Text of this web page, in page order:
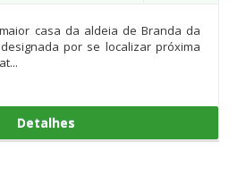
A Casa da Bica, assim
“bica” de água que saciava os